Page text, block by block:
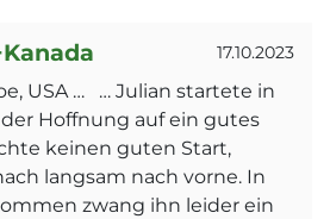
17.10.2023
USA … … Julian startete in
Hoffnung auf ein gutes
keinen guten Start,
langsam nach vorne. In
zwang ihn leider ein